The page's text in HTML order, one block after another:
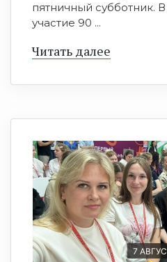
пятничный субботник.
участие 90 ...
Читать далее
7